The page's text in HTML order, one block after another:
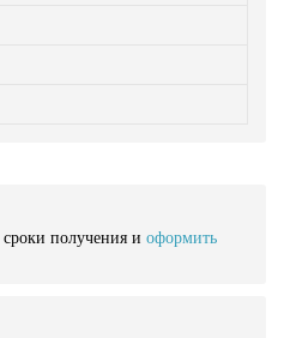
получения и оформить